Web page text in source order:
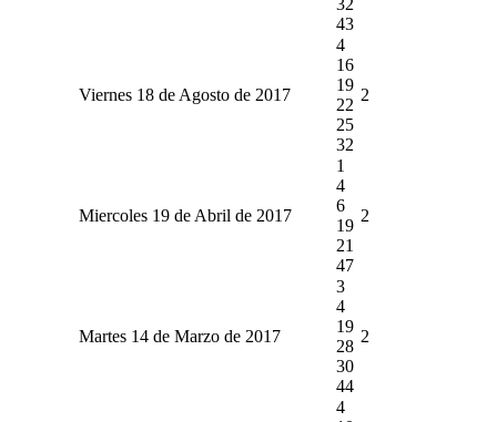
43
Viernes 18 de Agosto de 2017
4
16
19
22
25
32
2
Miercoles 19 de Abril de 2017
1
4
6
19
21
47
2
Martes 14 de Marzo de 2017
3
4
19
28
30
44
2
4